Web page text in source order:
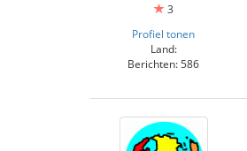
3
Profiel tonen
Land:
Berichten: 586